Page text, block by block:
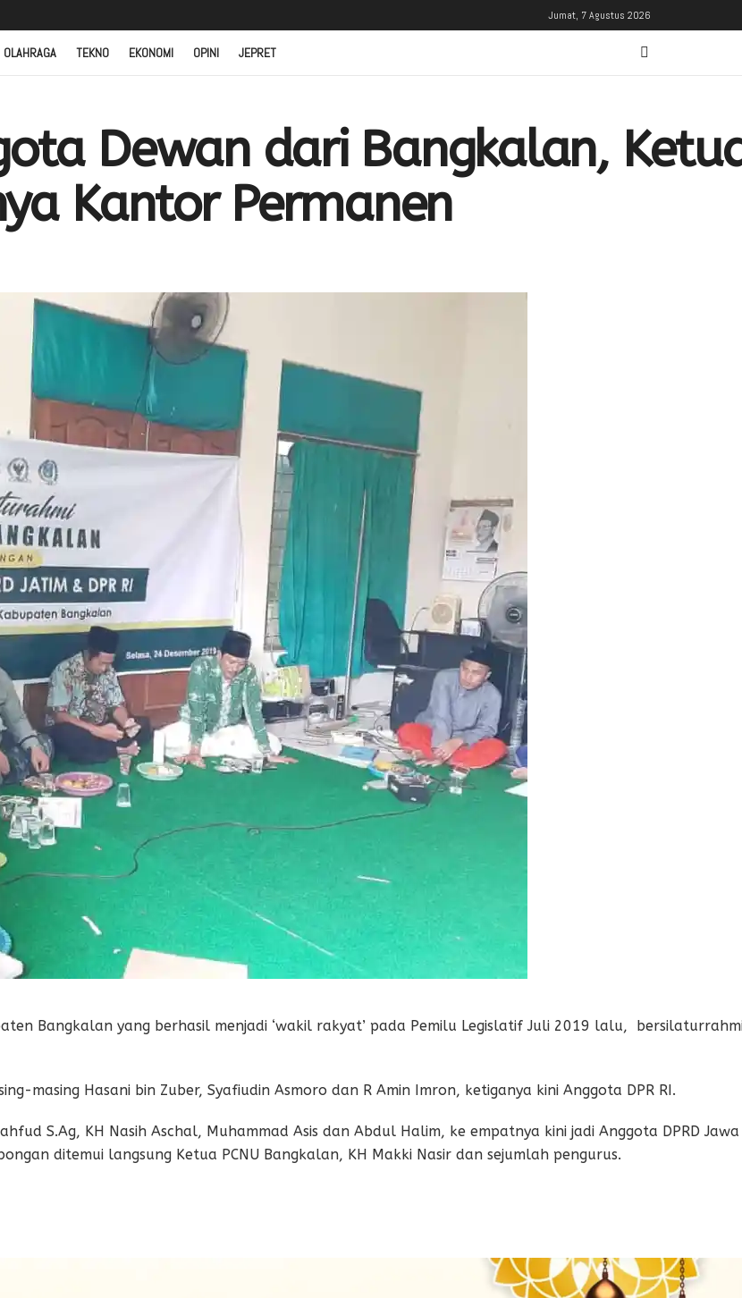
Jumat, 7 Agustus 2026
OLAHRAGA TEKNO EKONOMI OPINI JEPRET
Dewan dari Bangkalan,
Kantor Permanen
Bangkalan yang berhasil menjadi ‘wakil rakyat’ pada Pemilu Legislatif Juli 2019 lalu,
masing Hasani bin Zuber, Syafiudin Asmoro dan R Amin Imron, ketiganya kini Anggota DPR RI.
S.Ag, KH Nasih Aschal, Muhammad Asis dan Abdul Halim, ke empatnya kini jadi Anggota DPRD Jawa
ditemui langsung Ketua PCNU Bangkalan, KH Makki Nasir dan sejumlah pengurus.